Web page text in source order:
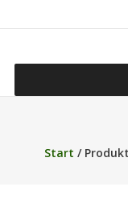
Start /